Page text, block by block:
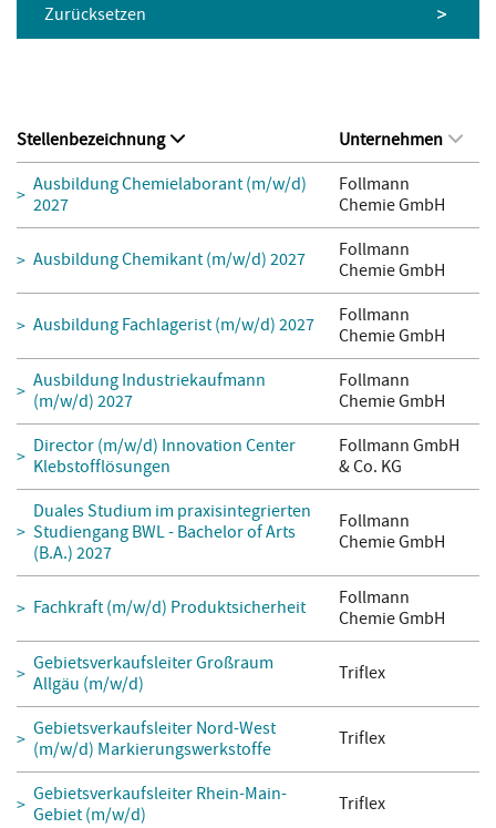
Zurücksetzen
Stellenbezeichnung
Unternehmen
Ausbildung Chemielaborant (m/w/d)
2027
Follmann
Chemie GmbH
Ausbildung Chemikant (m/w/d) 2027
Follmann
Chemie GmbH
Ausbildung Fachlagerist (m/w/d) 2027
Follmann
Chemie GmbH
Ausbildung Industriekaufmann
(m/w/d) 2027
Follmann
Chemie GmbH
Director (m/w/d) Innovation Center
Klebstofflösungen
Follmann GmbH
& Co. KG
Duales Studium im praxisintegrierten
Studiengang BWL - Bachelor of Arts
(B.A.) 2027
Follmann
Chemie GmbH
Fachkraft (m/w/d) Produktsicherheit
Follmann
Chemie GmbH
Gebietsverkaufsleiter Großraum
Allgäu (m/w/d)
Triflex
Gebietsverkaufsleiter Nord-West
(m/w/d) Markierungswerkstoffe
Triflex
Gebietsverkaufsleiter Rhein-Main-
Gebiet (m/w/d)
Triflex